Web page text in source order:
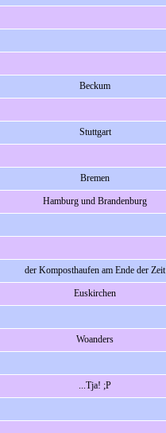
Beckum
Stuttgart
Bremen
Hamburg und Brandenburg
der Komposthaufen am Ende der Zeit
Euskirchen
Woanders
...Tja! ;P